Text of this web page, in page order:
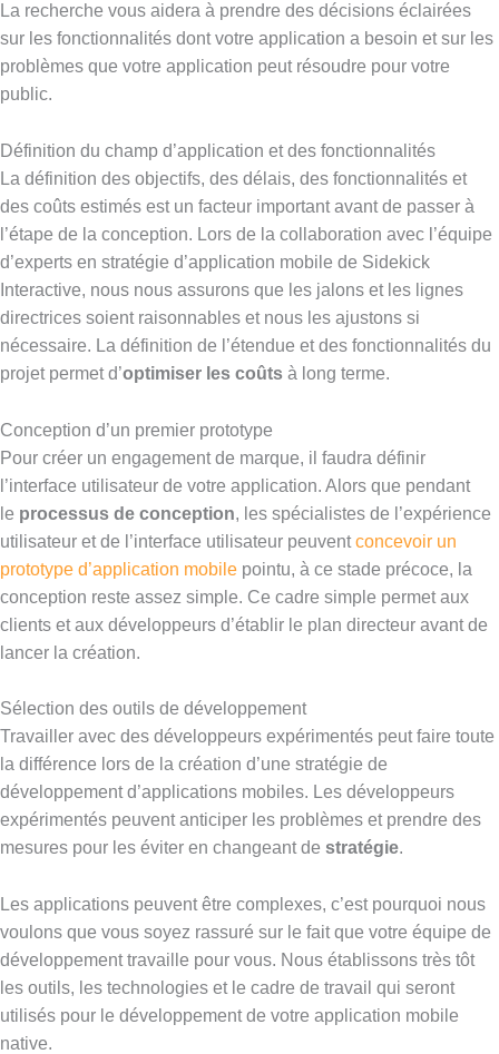
La recherche vous aidera à prendre des décisions éclairées
sur les fonctionnalités dont votre application a besoin et sur les
problèmes que votre application peut résoudre pour votre
public.
Définition du champ d’application et des fonctionnalités
La définition des objectifs, des délais, des fonctionnalités et
des coûts estimés est un facteur important avant de passer à
l’étape de la conception. Lors de la collaboration avec l’équipe
d’experts en stratégie d’application mobile de Sidekick
Interactive, nous nous assurons que les jalons et les lignes
directrices soient raisonnables et nous les ajustons si
nécessaire. La définition de l’étendue et des fonctionnalités du
projet permet d’optimiser les coûts à long terme.
Conception d’un premier prototype
Pour créer un engagement de marque, il faudra définir
l’interface utilisateur de votre application. Alors que pendant
le processus de conception, les spécialistes de l’expérience
utilisateur et de l’interface utilisateur peuventconcevoir un
prototype d’application mobile pointu, à ce stade précoce, la
conception reste assez simple. Ce cadre simple permet aux
clients et aux développeurs d’établir le plan directeur avant de
lancer la création.
Sélection des outils de développement
Travailler avec des développeurs expérimentés peut faire toute
la différence lors de la création d’une stratégie de
développement d’applications mobiles. Les développeurs
expérimentés peuvent anticiper les problèmes et prendre des
mesures pour les éviter en changeant de stratégie.
Les applications peuvent être complexes, c’est pourquoi nous
voulons que vous soyez rassuré sur le fait que votre équipe de
développement travaille pour vous. Nous établissons très tôt
les outils, les technologies et le cadre de travail qui seront
utilisés pour le développement de votre application mobile
native.